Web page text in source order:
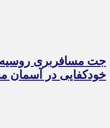
جت مسافربری روسیه
خودکفایی در آسمان